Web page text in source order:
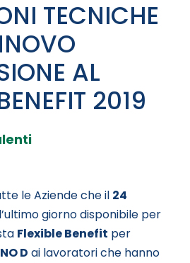
TECNICHE
AL
2019
le Aziende che il 24
giorno disponibile per
Flexible Benefit per
D ai lavoratori che hanno